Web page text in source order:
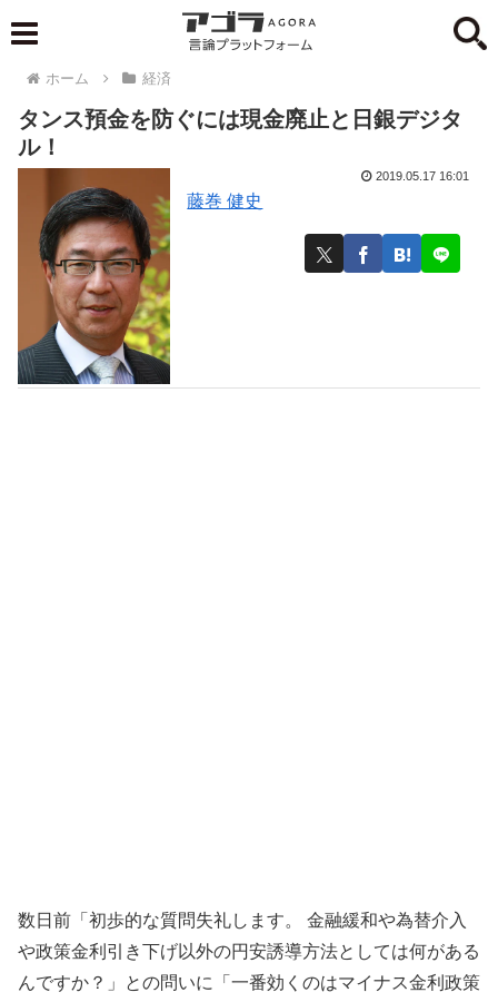
ホーム 経済
タンス預金を防ぐには現金廃止と日銀デジタ
ル！
藤巻 健史
2019.05.17 16:01
数日前「初歩的な質問失礼します。 金融緩和や為替介入
や政策金利引き下げ以外の円安誘導方法としては何がある
んですか？」との問いに「一番効くのはマイナス金利政策